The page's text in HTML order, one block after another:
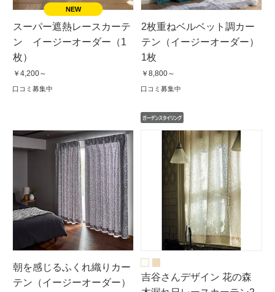
スーパー遮熱レースカーテ
ン イージーオーダー（1
枚）
￥4,200～
口コミ募集中
2枚重ねベルベット調カー
テン（イージーオーダー）
1枚
￥8,800～
口コミ募集中
朝を感じるふくれ織りカー
テン（イージーオーダー）
吉谷さんデザイン 花の森